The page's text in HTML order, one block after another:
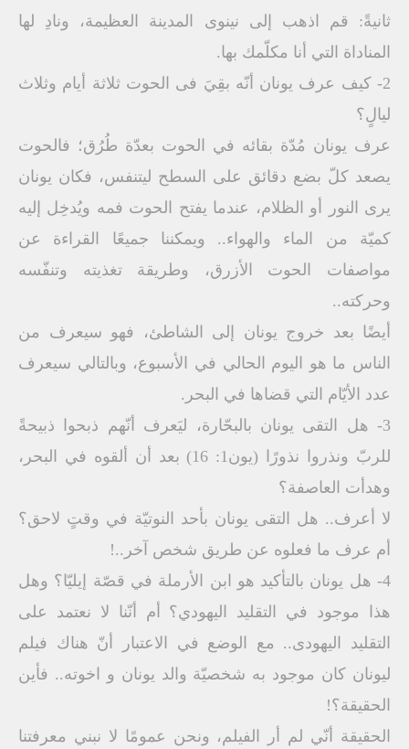
ثانيةً: قم اذهب إلى نينوى المدينة العظيمة، ونادِ لها
المناداة التي أنا مكلّمك بها.
2- كيف عرف يونان أنّه بقِيَ فى الحوت ثلاثة أيام وثلاث
ليالٍ؟
عرف يونان مُدّة بقائه في الحوت بعدّة طُرُق؛ فالحوت
يصعد كلّ بضع دقائق على السطح ليتنفس، فكان يونان
يرى النور أو الظلام، عندما يفتح الحوت فمه ويُدخِل إليه
كميّة من الماء والهواء.. ويمكننا جميعًا القراءة عن
مواصفات الحوت الأزرق، وطريقة تغذيته وتنفّسه
وحركته..
أيضًا بعد خروج يونان إلى الشاطئ، فهو سيعرف من
الناس ما هو اليوم الحالي في الأسبوع، وبالتالي سيعرف
عدد الأيّام التي قضاها في البحر.
3- هل التقى يونان بالبحّارة، ليَعرف أنّهم ذبحوا ذبيحةً
للربّ ونذروا نذورًا (يون1: 16) بعد أن ألقوه في البحر،
وهدأت العاصفة؟
لا أعرف.. هل التقى يونان بأحد النوتيّة في وقتٍ لاحق؟
أم عرف ما فعلوه عن طريق شخص آخر..!
4- هل يونان بالتأكيد هو ابن الأرملة في قصّة إيليّا؟ وهل
هذا موجود في التقليد اليهودي؟ أم أنّنا لا نعتمد على
التقليد اليهودى.. مع الوضع في الاعتبار أنّ هناك فيلم
ليونان كان موجود به شخصيّة والد يونان و اخوته.. فأين
الحقيقة؟!
الحقيقة أنّي لم أر الفيلم، ونحن عمومًا لا نبني معرفتنا